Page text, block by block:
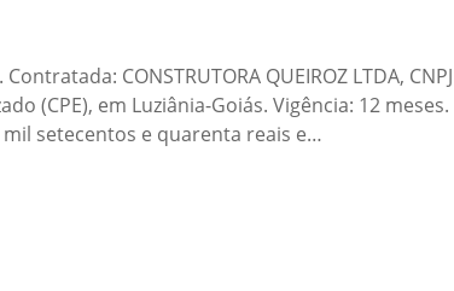
CONSTRUTORA QUEIROZ LTDA, CNPJ
(CPE), em Luziânia-Goiás. Vigência: 12 meses.
setecentos e quarenta reais e…